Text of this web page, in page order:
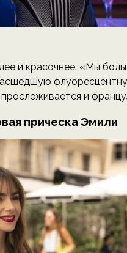
и красочнее. «Мы
и
прическа Эмили